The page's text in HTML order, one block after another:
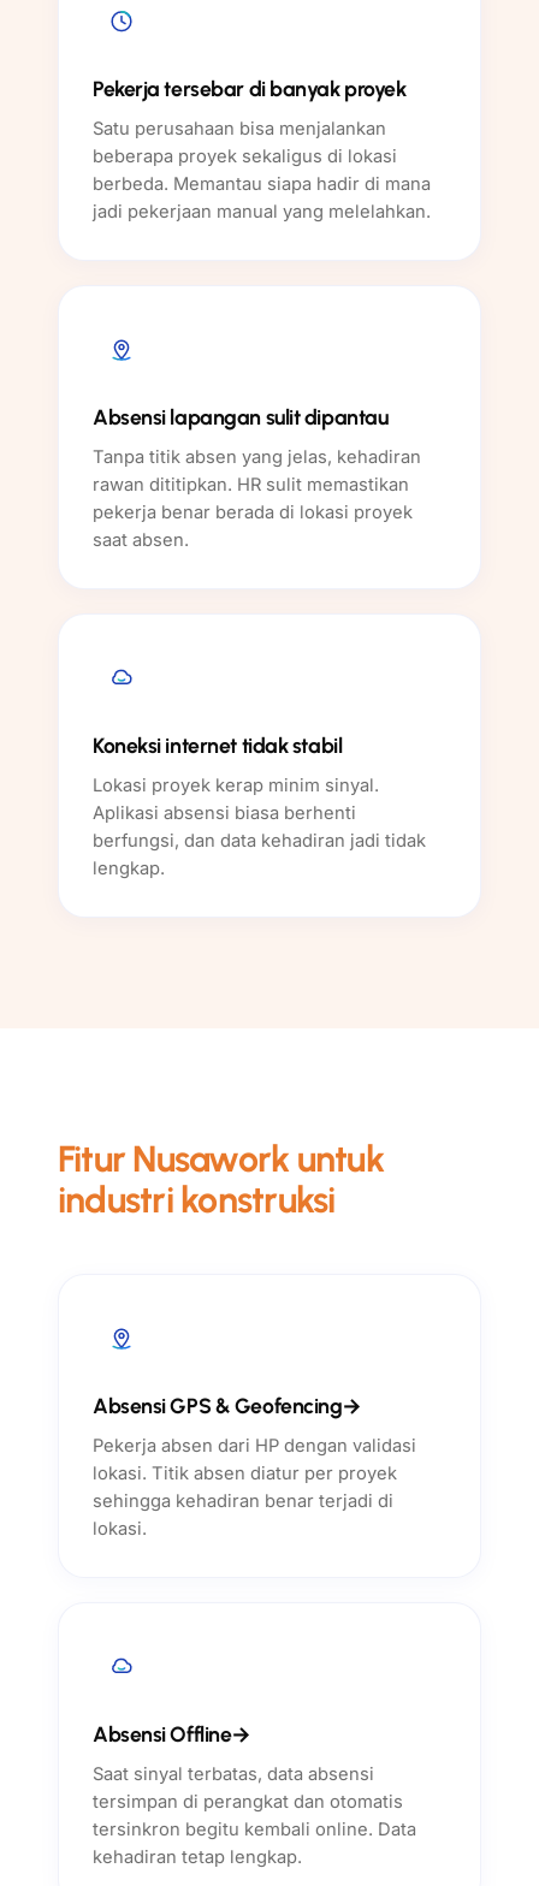
Pekerja tersebar di banyak proyek
Satu perusahaan bisa menjalankan
beberapa proyek sekaligus di lokasi
berbeda. Memantau siapa hadir di mana
jadi pekerjaan manual yang melelahkan.
Absensi lapangan sulit dipantau
Tanpa titik absen yang jelas, kehadiran
rawan dititipkan. HR sulit memastikan
pekerja benar berada di lokasi proyek
saat absen.
Koneksi internet tidak stabil
Lokasi proyek kerap minim sinyal.
Aplikasi absensi biasa berhenti
berfungsi, dan data kehadiran jadi tidak
lengkap.
Fitur Nusawork untuk
industri konstruksi
Absensi GPS & Geofencing→
Pekerja absen dari HP dengan validasi
lokasi. Titik absen diatur per proyek
sehingga kehadiran benar terjadi di
lokasi.
Absensi Offline→
Saat sinyal terbatas, data absensi
tersimpan di perangkat dan otomatis
tersinkron begitu kembali online. Data
kehadiran tetap lengkap.